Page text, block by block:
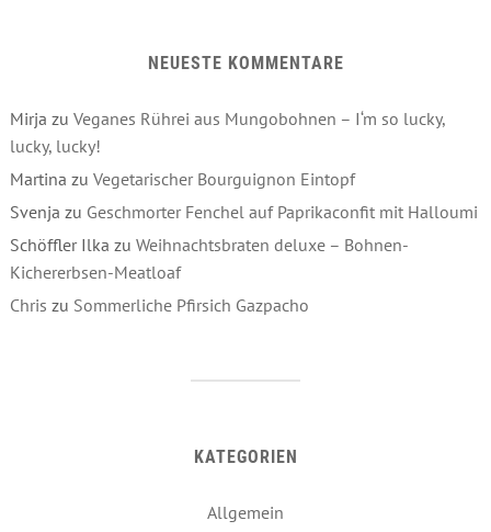
NEUESTE KOMMENTARE
Mirja zu Veganes Rührei aus Mungobohnen – I‘m so lucky,
lucky, lucky!
Martina zu Vegetarischer Bourguignon Eintopf
Svenja zu Geschmorter Fenchel auf Paprikaconfit mit Halloumi
Schöffler Ilka zu Weihnachtsbraten deluxe – Bohnen-
Kichererbsen-Meatloaf
Chris zu Sommerliche Pfirsich Gazpacho
KATEGORIEN
Allgemein